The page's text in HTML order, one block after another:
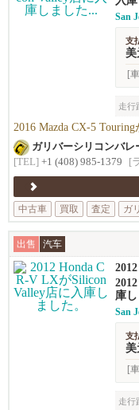
San
支
美
[
走行
2016 Mazda CX-5
ガリバーシリコンバレ
[TEL] +1 (408) 985-1379 [
中古車
買取 査定 ガ
出售 汽车
庫し
San
支
美
[
走行